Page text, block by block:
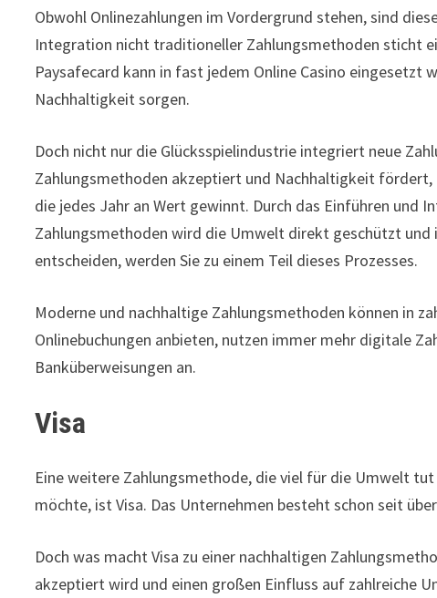
Obwohl Onlinezahlungen im Vordergrund stehen, sind
Integration nicht traditioneller Zahlungsmethoden sticht
Paysafecard kann in fast jedem Online Casino eingesetzt
Nachhaltigkeit sorgen.
Doch nicht nur die Glücksspielindustrie integriert neue
Zahlungsmethoden akzeptiert und Nachhaltigkeit
die jedes Jahr an Wert gewinnt. Durch das Einführen und
Zahlungsmethoden wird die Umwelt direkt geschützt
entscheiden, werden Sie zu einem Teil dieses Prozesses.
Moderne und nachhaltige Zahlungsmethoden können in
Onlinebuchungen anbieten, nutzen immer mehr digitale
Banküberweisungen an.
Visa
Eine weitere Zahlungsmethode, die viel für die Umwelt
möchte, ist Visa. Das Unternehmen besteht schon seit
Doch was macht Visa zu einer nachhaltigen
akzeptiert wird und einen großen Einfluss auf zahlreiche